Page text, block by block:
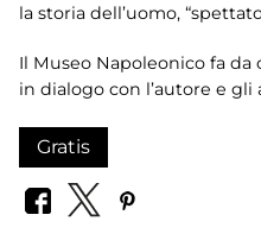
la storia dell’uomo,
Il Museo Napoleonico fa da
in dialogo con l’autore e
Gratis